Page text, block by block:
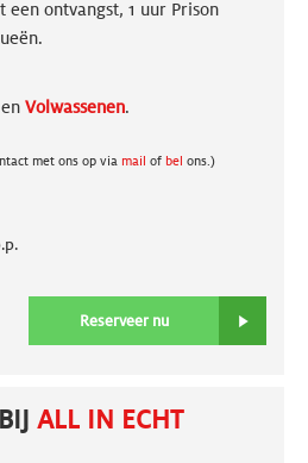
ontvangst, 1 uur Prison
en Volwassenen.
met ons op via mail of bel ons.)
Reserveer nu
ALL IN ECHT